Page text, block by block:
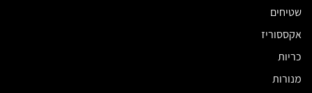
שטיחים
אקססוריז
כריות
מנורות